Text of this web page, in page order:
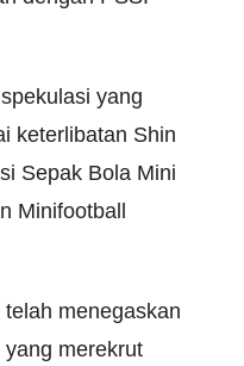
yang
keterlibatan Shin
Sepak Bola Mini
Minifootball
menegaskan
merekrut